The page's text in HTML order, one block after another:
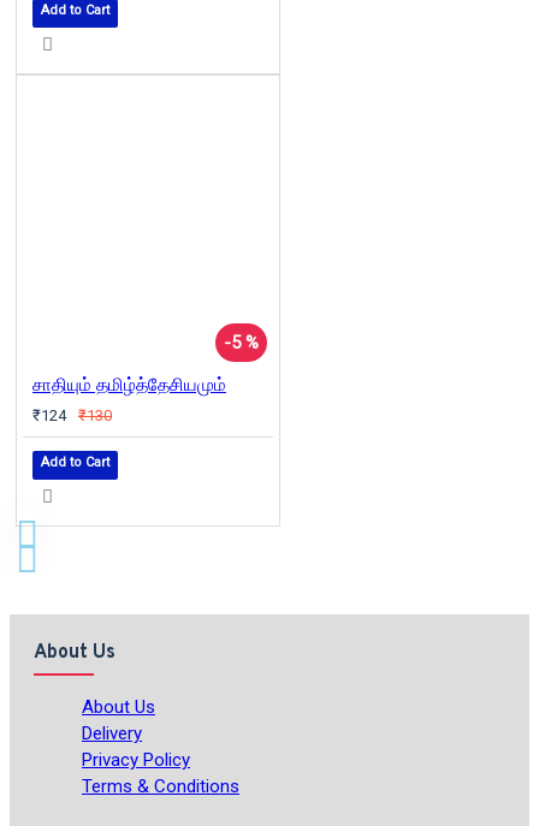
Add to Cart
-5 %
சாதியும் தமிழ்த்தேசியமும்
₹124 ₹130
Add to Cart
About Us
About Us
Delivery
Privacy Policy
Terms & Conditions